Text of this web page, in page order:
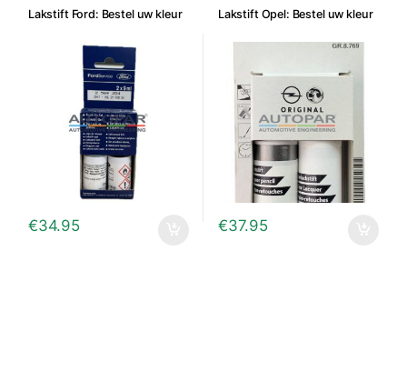
Lakstift Ford: Bestel uw kleur
€34.95
Lakstift Opel: Bestel uw kleur
€37.95